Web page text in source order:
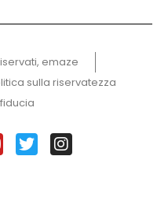
emaze
sulla riservatezza